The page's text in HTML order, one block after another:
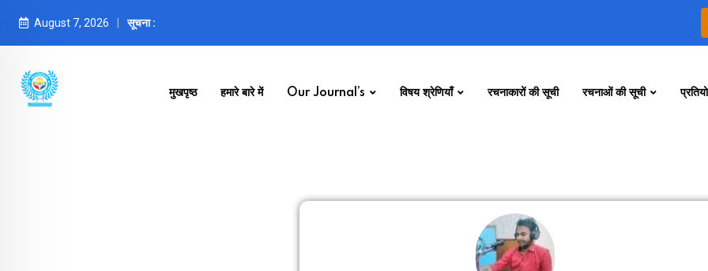
August 7, 2026 सूचना :
मुखपृष्ठ हमारे बारे में Our Journal’s विषय श्रेणियाँ रचनाकारों की सूची रचनाओं की सूची